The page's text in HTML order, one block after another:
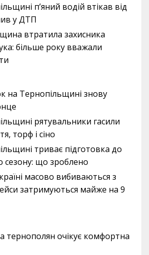
п’яний водій втікав від
у ДТП
втратила захисника
більше року вважали
на Тернопільщині знову
рятувальники гасили
торф і сіно
триває підготовка до
сезону: що зроблено
масово вибиваються з
затримуються майже на 9
тернополян очікує комфортна